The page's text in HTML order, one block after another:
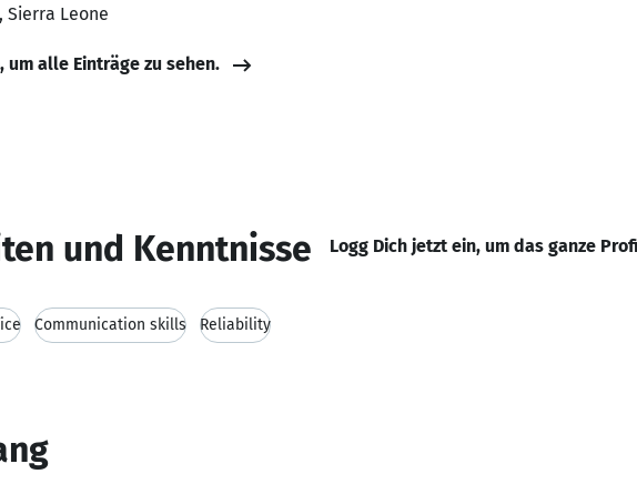
, Sierra Leone
um alle Einträge zu sehen.
und Kenntnisse Logg Dich jetzt ein, um das ganze
Communication skills Reliability